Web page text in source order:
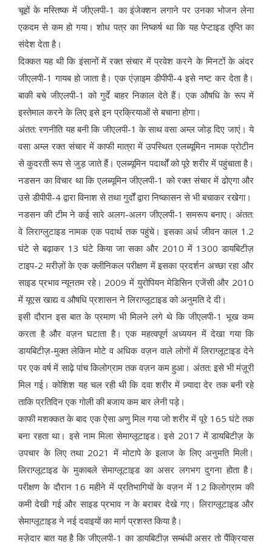
चूहों के मस्तिष्क में जीएलपी-1 का इंजेक्शन लगाने पर उनका भोजन लेना
एकदम से कम हो गया। शोध पत्र का निष्कर्ष था कि यह पेप्टाइड तृप्ति का
संदेश देता है।
दिक्कत यह थी कि इंसानों में रक्त संचार में प्रवेश करने के मिनटों के अंदर
जीएलपी-1 गायब हो जाता है। एक एंज़ाइम डीपीपी-4 इसे नष्ट कर देता है।
बाकी बचे जीएलपी-1 को गुर्दे बाहर निकाल देते हैं। एक औषधि के रूप में
इस्तेमाल करने के लिए इसे इन प्रक्रियाओं से बचाना होगा।
अंतत: रणनीति यह बनी कि जीएलपी-1 के साथ वसा अम्ल जोड़ दिए जाएं। ये
वसा अम्ल रक्त संचार में काफी मात्रा में उपस्थित एलब्यूमिन नामक प्रोटीन
से कुदरती रूप से जुड़ जाते हैं। एलब्यूमिन पदार्थों को पूरे शरीर में पहुंचाता है।
नडसन का विचार था कि एलब्यूमिन जीएलपी-1 को रक्त संचार में ढोएगा और
उसे डीपीपी-4 द्वारा विनाश से तथा गुर्दों द्वारा निष्कासन से भी बचाकर रखेगा।
नडसन की टीम ने कई सारे अलग-अलग जीएलपी-1 समरूप बनाए। अंतत:
वे लिराग्लुटाइड नामक एक पदार्थ तक पहुंचे। इसका अर्ध जीवन काल 1.2
घंटे से बढ़ाकर 13 घंटे किया जा सका और 2010 में 1300 डायबिटीज़
टाइप-2 मरीज़ों के एक क्लीनिकल परीक्षण में इसका प्रदर्शन अच्छा रहा और
साइड प्रभाव न्यूनतम रहे। 2009 में युरोपियन मेडिसिन एजेंसी और 2010
में यूएस खाद्य व औषधि प्रशासन ने लिराग्लूटाइड को अनुमति दे दी।
इसी दौरान इस बात के प्रमाण भी मिलने लगे थे कि जीएलपी-1 भूख कम
करता है और वज़न घटाता है। एक महत्वपूर्ण अध्ययन में देखा गया कि
डायबिटीज़-मुक्त लेकिन मोटे व अधिक वज़न वाले लोगों में लिराग्लूटाइड देने
पर एक वर्ष में साढ़े पांच किलोग्राम तक वज़न कम हुआ। अंतत: इसे भी मंज़ूरी
मिल गई। कोशिश यह चल रही थी कि दवा शरीर में ज़्यादा देर तक बनी रहे
ताकि प्रतिदिन एक गोली की बजाय कम बार लेनी पड़े।
काफी मशक्कत के बाद एक ऐसा अणु मिल गया जो शरीर में पूरे 165 घंटे तक
बना रहता था। इसे नाम मिला सेमाग्लूटाइड। इसे 2017 में डायबिटीज़ के
उपचार के लिए तथा 2021 में मोटापे के इलाज के लिए अनुमति मिली।
लिराग्लूटाइड के मुकाबले सेमाग्लूटाइड का असर लगभग दुगना होता है।
परीक्षण के दौरान 16 महीने में प्रतिभागियों के वज़न में 12 किलोग्राम की
कमी देखी गई और साइड प्रभाव न के बराबर देखे गए। लिराग्लूटाइड और
सेमाग्लूटाइड ने नई दवाइयों का मार्ग प्रशस्त किया है।
मज़ेदार बात यह है कि जीएलपी-1 का डायबिटीज़ सम्बंधी असर तो पैंक्रियास